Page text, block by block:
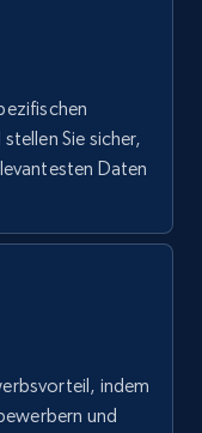
Sie sicher,
Daten
indem
und